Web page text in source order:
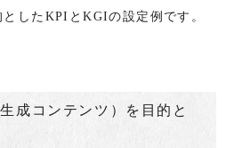
したKPIとKGIの設定例です。
成コンテンツ）を目的と